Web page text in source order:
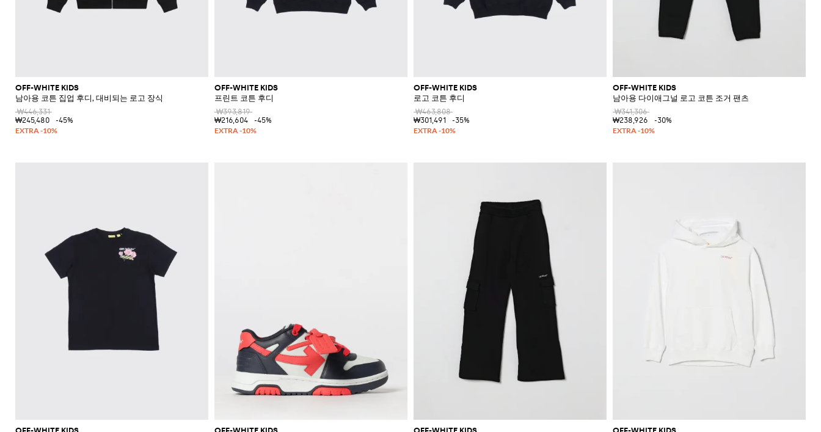
OFF-WHITE KIDS
남아용 코튼 집업 후디, 대비되는 로고 장식
₩446,331
₩245,480
-45%
OFF-WHITE KIDS
프린트 코튼 후디
₩393,819
₩216,604
-45%
OFF-WHITE KIDS
로고 코튼 후디
₩463,808
₩301,491
-35%
OFF-WHITE KIDS
남아용 다이애그널 로고 코튼 조거 팬츠
₩341,306
₩238,926
-30%